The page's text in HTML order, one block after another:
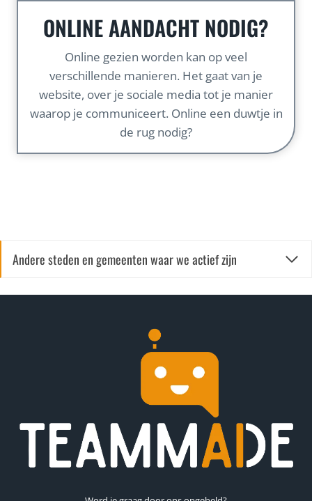
ONLINE AANDACHT NODIG?
Online gezien worden kan op veel
verschillende manieren. Het gaat van je
website, over je sociale media tot je manier
waarop je communiceert. Online een duwtje in
de rug nodig?
Andere steden en gemeenten waar we actief zijn